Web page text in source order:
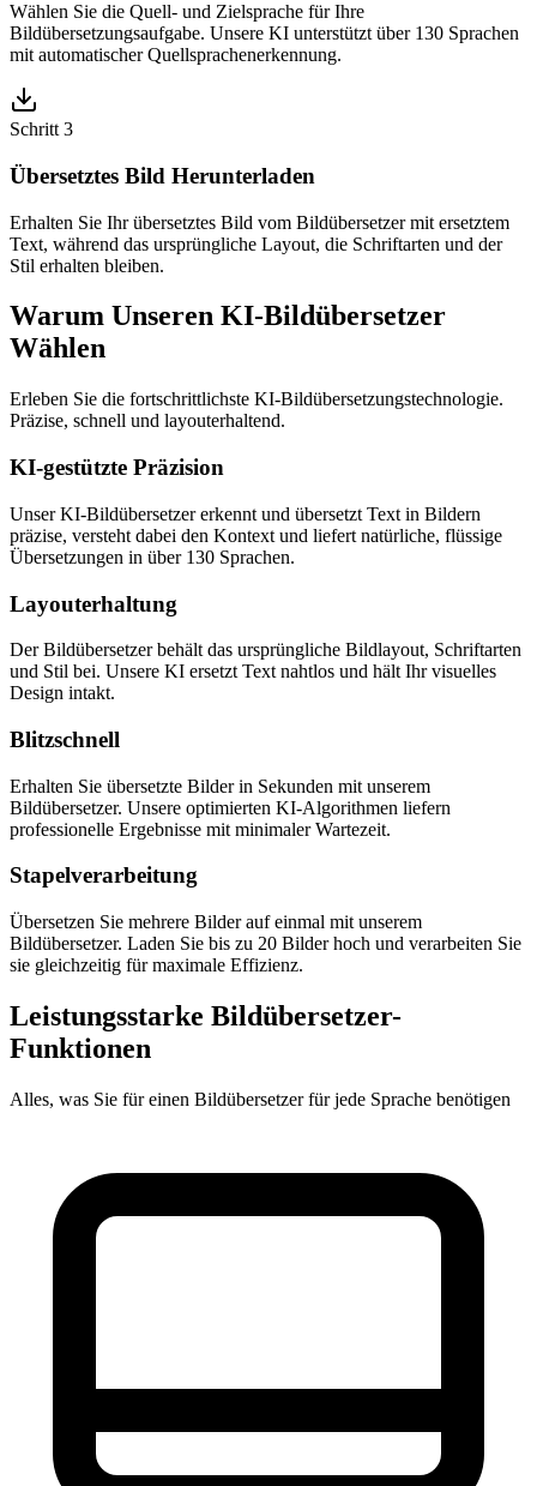
Wählen Sie die Quell- und Zielsprache für Ihre
Bildübersetzungsaufgabe. Unsere KI unterstützt über 130 Sprachen
mit automatischer Quellsprachenerkennung.
Schritt 3
Übersetztes Bild Herunterladen
Erhalten Sie Ihr übersetztes Bild vom Bildübersetzer mit ersetztem
Text, während das ursprüngliche Layout, die Schriftarten und der
Stil erhalten bleiben.
Warum Unseren KI-Bildübersetzer
Wählen
Erleben Sie die fortschrittlichste KI-Bildübersetzungstechnologie.
Präzise, schnell und layouterhaltend.
KI-gestützte Präzision
Unser KI-Bildübersetzer erkennt und übersetzt Text in Bildern
präzise, versteht dabei den Kontext und liefert natürliche, flüssige
Übersetzungen in über 130 Sprachen.
Layouterhaltung
Der Bildübersetzer behält das ursprüngliche Bildlayout, Schriftarten
und Stil bei. Unsere KI ersetzt Text nahtlos und hält Ihr visuelles
Design intakt.
Blitzschnell
Erhalten Sie übersetzte Bilder in Sekunden mit unserem
Bildübersetzer. Unsere optimierten KI-Algorithmen liefern
professionelle Ergebnisse mit minimaler Wartezeit.
Stapelverarbeitung
Übersetzen Sie mehrere Bilder auf einmal mit unserem
Bildübersetzer. Laden Sie bis zu 20 Bilder hoch und verarbeiten Sie
sie gleichzeitig für maximale Effizienz.
Leistungsstarke Bildübersetzer-
Funktionen
Alles, was Sie für einen Bildübersetzer für jede Sprache benötigen